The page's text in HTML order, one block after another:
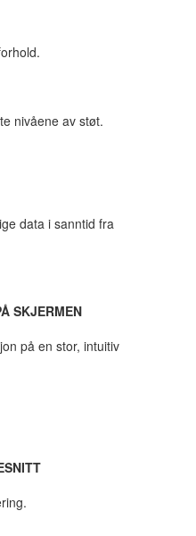
nivåene av støt.
data i sanntid fra
SKJERMEN
på en stor, intuitiv